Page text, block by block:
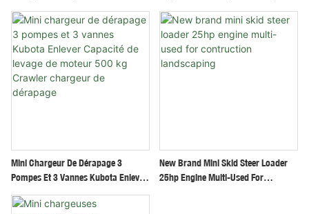
Diesel Puissant Pour Ferme,
Foresterie, Aménagement Paysager
Mini Chargeur De Dérapage 3
Pompes Et 3 Vannes Kubota Enlever
Capacité De Levage De Moteur 500
Kg Crawler Chargeur De Dérapage
New Brand Mini Skid Steer Loader
25hp Engine Multi-Used For